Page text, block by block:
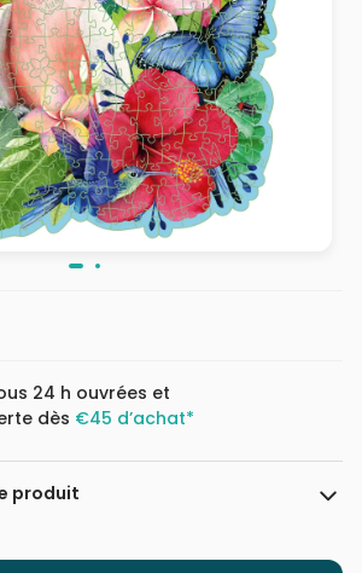
24 h ouvrées et
dès €45 d’achat*
produit
Ravensburger, le leader